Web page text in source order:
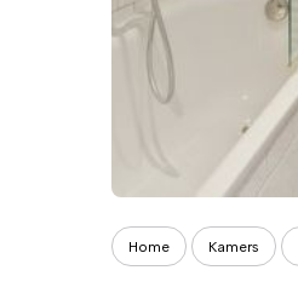
Home Kamers